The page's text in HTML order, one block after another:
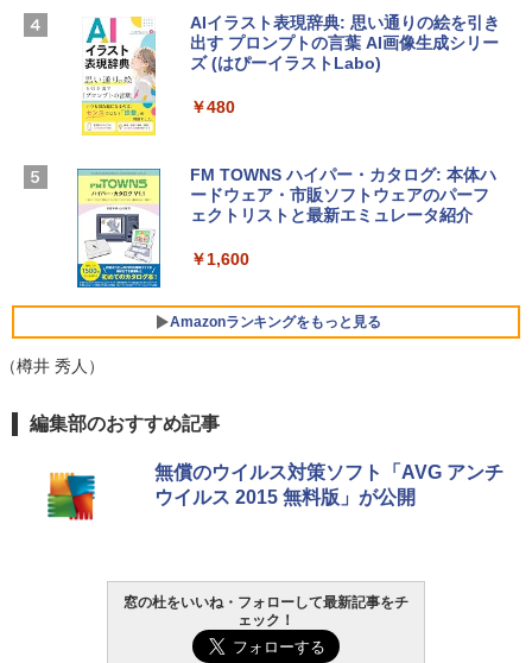
Apple 2026 MacBook Air M5チップ搭載
13インチノートブック：AIとApple Intell
スプレイ、16GBユニファイドメモリ、1
D - シルバー
￥261,414
チ AMD Ryzen 7 170 メモリ16GB SSD 5
12GB Microsoft 365 Personal (24か月
Microsoft Office Home & Business 202
4(最新 永続版)|オンラインコード版|Wind
Robloxギフトカード - 10,000 Robux
【限定バーチャルアイテムを含む】 【オ
オンラインコード版
￥14,500
AIイラスト表現辞典: 思い通りの絵を引き
出す プロンプトの言葉 AI画像生成シリー
ズ (はぴーイラストLabo)
￥480
FM TOWNS ハイパー・カタログ: 本体ハ
ードウェア・市販ソフトウェアのパーフ
ェクトリストと最新エミュレータ紹介
￥1,600
Amazonランキングをもっと見る
Amazon Kindle - 目に優しい、かさばら
続バッテリー、6インチディスプレイ電子
書籍リーダー、マッチャ、16GB、広告な
し
Kindle Paperwhite シグニチャーエディ
ション (32GB) 7インチディスプレイ、明
るさ自動調整、色調調節ライト、12週間
（樽井 秀人）
編集部のおすすめ記事
無償のウイルス対策ソフト「AVG アンチ
ウイルス 2015 無料版」が公開
窓の杜をいいね・フォローして最新記事をチ
ェック！